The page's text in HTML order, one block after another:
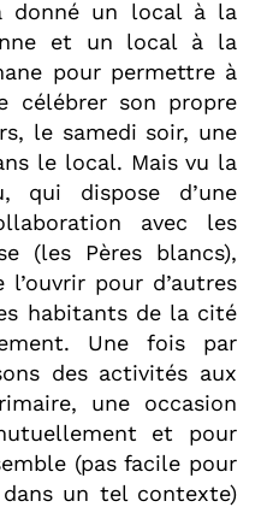
donné un local à la
et un local à la
pour permettre à
célébrer son propre
le samedi soir, une
le local. Mais vu la
qui dispose d’une
avec les
(les Pères blancs),
pour d’autres
habitants de la cité
Une fois par
des activités aux
une occasion
et pour
(pas facile pour
un tel contexte)